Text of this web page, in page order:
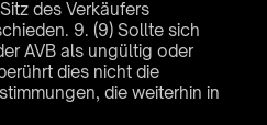
des Verkäufers
9. (9) Sollte sich
AVB als ungültig oder
dies nicht die
die weiterhin in